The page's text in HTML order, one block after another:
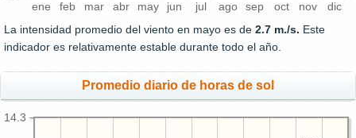
ene feb mar abr may jun jul ago sep oct nov dic
La intensidad promedio del viento en mayo es de 2.7 m./s. Este
indicador es relativamente estable durante todo el año.
Promedio diario de horas de sol
14.3